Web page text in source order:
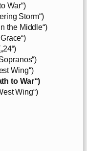
War“)
Storm“)
the Middle“)
Wing“)
to War“)
Wing“)